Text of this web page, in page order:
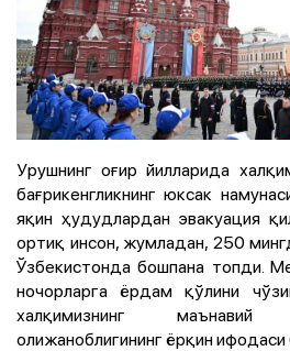
Урушнинг оғир йилларида
бағрикенгликнинг юксак
яқин ҳудудлардан эвакуация
ортиқ инсон, жумладан, 250
Ўзбекистонда бошпана топди.
ночорларга ёрдам қўлини
халқимизнинг
олижаноблигининг ёрқин